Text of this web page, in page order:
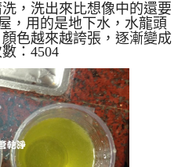
管)
，洗出來比想像中的還要
，用的是地下水，水龍頭
色越來越誇張，逐漸變成
不是水源出問題，而是本
水管。 清洗水管是利用高
家裡的水管，讓水管壁的
過空氣與水混合，產生阻
等等，就會被高周波打出
開水龍頭，水流出來的就
量越來越小，客戶有這個
很久了。 ...
：4504